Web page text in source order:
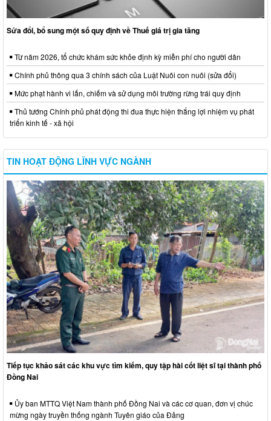
Sửa đổi, bổ sung một số quy định về Thuế giá trị gia tăng
Từ năm 2026, tổ chức khám sức khỏe định kỳ miễn phí cho người dân
Chính phủ thông qua 3 chính sách của Luật Nuôi con nuôi (sửa đổi)
Mức phạt hành vi lấn, chiếm và sử dụng môi trường rừng trái quy định
Thủ tướng Chính phủ phát động thi đua thực hiện thắng lợi nhiệm vụ phát
triển kinh tế - xã hội
TIN HOẠT ĐỘNG LĨNH VỰC NGÀNH
Tiếp tục khảo sát các khu vực tìm kiếm, quy tập hài cốt liệt sĩ tại thành phố
Đồng Nai
Ủy ban MTTQ Việt Nam thành phố Đồng Nai và các cơ quan, đơn vị chúc
mừng ngày truyền thống ngành Tuyên giáo của Đảng